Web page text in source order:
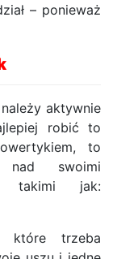
– ponieważ
aktywnie
robić to
to
nad swoimi
takimi jak:
które trzeba